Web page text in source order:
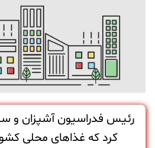
رئیس فدراسیون آشپزان و
کرد که غذاهای محلی